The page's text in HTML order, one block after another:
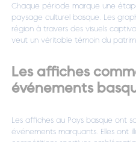
Chaque période marque une
paysage culturel basque. Les
région à travers des visuels
veut un véritable témoin du
Les affiches
événements
Les affiches au Pays basque ont
événements marquants. Elles ont